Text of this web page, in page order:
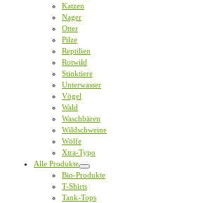
Katzen
Nager
Otter
Pilze
Reptilien
Rotwild
Stinktiere
Unterwasser
Vögel
Wald
Waschbären
Wildschweine
Wölfe
Xtra-Typo
Alle Produkte
Bio-Produkte
T-Shirts
Tank-Tops